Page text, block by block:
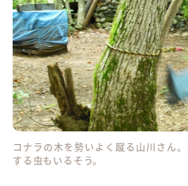
コナラの木を勢いよく蹴る山川さん
する虫もいるそう。